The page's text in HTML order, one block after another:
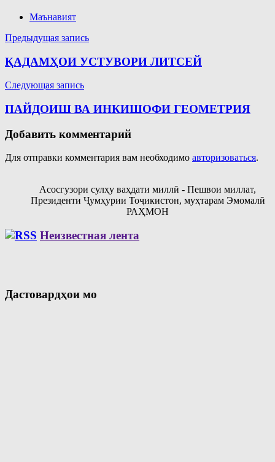
Маънавият
Навигация
по
записям
Предыдущая запись
ҚАДАМҲОИ УСТУВОРИ ЛИТСЕЙ
Следующая запись
ПАЙДОИШ ВА ИНКИШОФИ ГЕОМЕТРИЯ
Добавить комментарий
Для отправки комментария вам необходимо авторизоваться.
Асосгузори сулҳу ваҳдати миллӣ - Пешвои миллат,
Президенти Ҷумҳурии Тоҷикистон, муҳтарам Эмомалӣ
РАҲМОН
Неизвестная лента
Дастовардҳои мо